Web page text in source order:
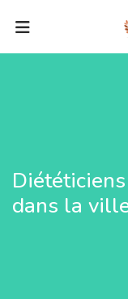
dans la